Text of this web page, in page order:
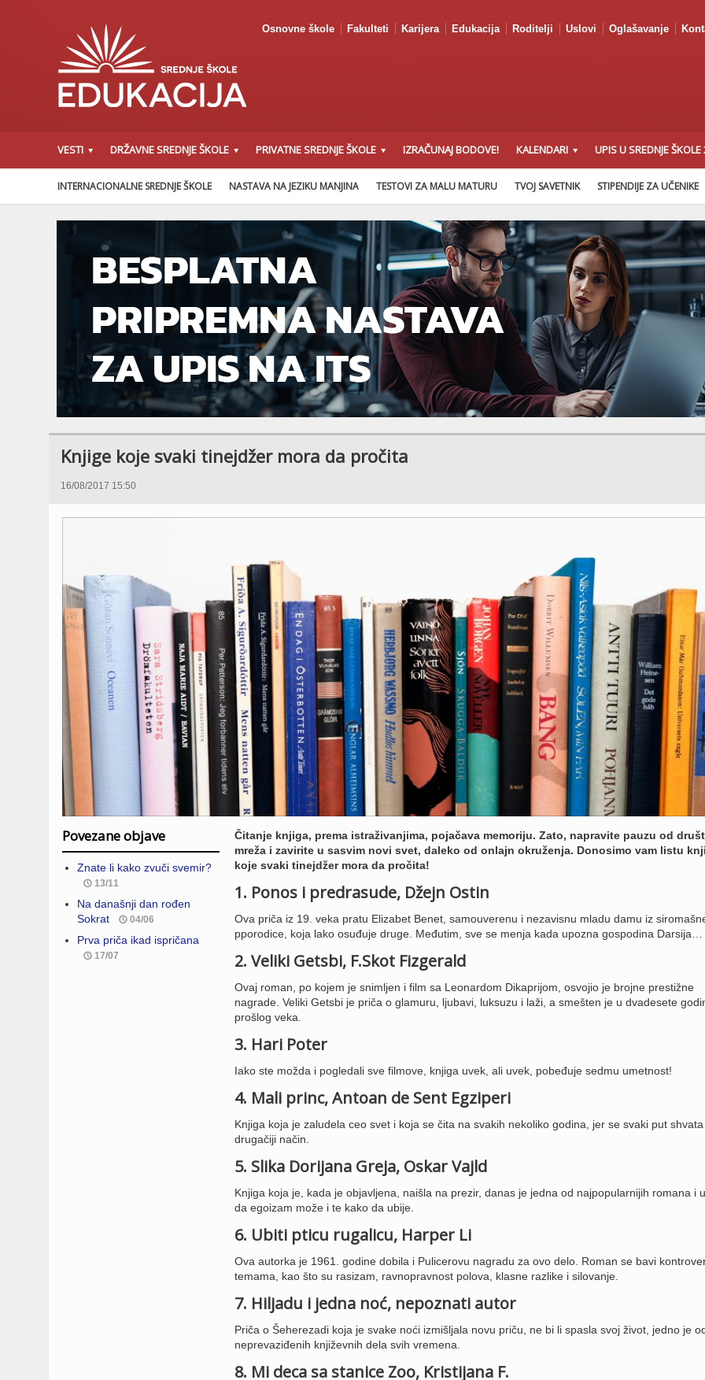
Osnovne škole Fakulteti Karijera Edukacija Roditelji Uslovi Oglašavanje
VESTI DRŽAVNE SREDNJE ŠKOLE PRIVATNE SREDNJE ŠKOLE IZRAČUNAJ BODOVE! KALENDARI UPIS U SREDNJE
INTERNACIONALNE SREDNJE ŠKOLE NASTAVA NA JEZIKU MANJINA TESTOVI ZA MALU MATURU TVOJ SAVETNIK STIPENDIJE ZA UČENIKE
Knjige koje svaki tinejdžer mora da pročita
16/08/2017 15:50
Povezane objave
Znate li kako zvuči svemir?
13/11
Na današnji dan rođen
Sokrat
04/06
Prva priča ikad ispričana
17/07
Čitanje knjiga, prema istraživanjima, pojačava memoriju. Zato, napravite pauzu od
mreža i zavirite u sasvim novi svet, daleko od onlajn okruženja. Donosimo vam listu
koje svaki tinejdžer mora da pročita!
1. Ponos i predrasude, Džejn Ostin
Ova priča iz 19. veka pratu Elizabet Benet, samouverenu i nezavisnu mladu damu iz
pporodice, koja lako osuđuje druge. Međutim, sve se menja kada upozna gospodina Darsija…
2. Veliki Getsbi, F.Skot Fizgerald
Ovaj roman, po kojem je snimljen i film sa Leonardom Dikaprijom, osvojio je brojne prestižne
nagrade. Veliki Getsbi je priča o glamuru, ljubavi, luksuzu i laži, a smešten je u dvadesete
prošlog veka.
3. Hari Poter
Iako ste možda i pogledali sve filmove, knjiga uvek, ali uvek, pobeđuje sedmu umetnost!
4. Mali princ, Antoan de Sent Egziperi
Knjiga koja je zaludela ceo svet i koja se čita na svakih nekoliko godina, jer se svaki put
drugačiji način.
5. Slika Dorijana Greja, Oskar Vajld
Knjiga koja je, kada je objavljena, naišla na prezir, danas je jedna od najpopularnijih romana i
da egoizam može i te kako da ubije.
6. Ubiti pticu rugalicu, Harper Li
Ova autorka je 1961. godine dobila i Pulicerovu nagradu za ovo delo. Roman se bavi
temama, kao što su rasizam, ravnopravnost polova, klasne razlike i silovanje.
7. Hiljadu i jedna noć, nepoznati autor
Priča o Šeherezadi koja je svake noći izmišljala novu priču, ne bi li spasla svoj život, jedno je
neprevaziđenih književnih dela svih vremena.
8. Mi deca sa stanice Zoo, Kristijana F.